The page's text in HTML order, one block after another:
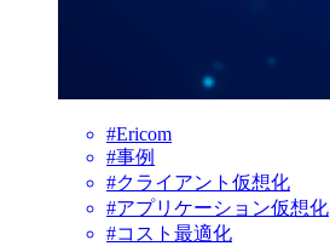
#Ericom
#事例
#クライアント仮想化
#アプリケーション仮想化
#コスト最適化